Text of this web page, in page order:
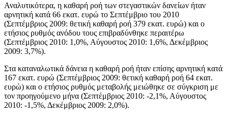
Αναλυτικότερα, η καθαρή ροή των στεγαστικών δανείων ήταν
αρνητική κατά 66 εκατ. ευρώ το Σεπτέμβριο του 2010
(Σεπτέμβριος 2009: θετική καθαρή ροή 379 εκατ. ευρώ) και o
ετήσιος ρυθμός ανόδου τους επιβραδύνθηκε περαιτέρω
(Σεπτέμβριος 2010: 1,0%, Αύγουστος 2010: 1,6%, Δεκέμβριος
2009: 3,7%).
Στα καταναλωτικά δάνεια η καθαρή ροή ήταν επίσης αρνητική κατά
167 εκατ. ευρώ (Σεπτέμβριος 2009: θετική καθαρή ροή 64 εκατ.
ευρώ) και ο ετήσιος ρυθμός μεταβολής μειώθηκε σε σύγκριση με
τον προηγούμενο μήνα (Σεπτέμβριος 2010: -2,1%, Αύγουστος
2010: -1,5%, Δεκέμβριος 2009: 2,0%).